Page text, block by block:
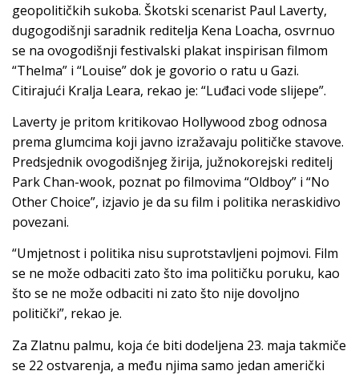
geopolitičkih sukoba. Škotski scenarist Paul Laverty,
dugogodišnji saradnik reditelja Kena Loacha, osvrnuo
se na ovogodišnji festivalski plakat inspirisan filmom
“Thelma” i “Louise” dok je govorio o ratu u Gazi.
Citirajući Kralja Leara, rekao je: “Luđaci vode slijepe”.
Laverty je pritom kritikovao Hollywood zbog odnosa
prema glumcima koji javno izražavaju političke stavove.
Predsjednik ovogodišnjeg žirija, južnokorejski reditelj
Park Chan-wook, poznat po filmovima “Oldboy” i “No
Other Choice”, izjavio je da su film i politika neraskidivo
povezani.
“Umjetnost i politika nisu suprotstavljeni pojmovi. Film
se ne može odbaciti zato što ima političku poruku, kao
što se ne može odbaciti ni zato što nije dovoljno
politički”, rekao je.
Za Zlatnu palmu, koja će biti dodeljena 23. maja takmiče
se 22 ostvarenja, a među njima samo jedan američki